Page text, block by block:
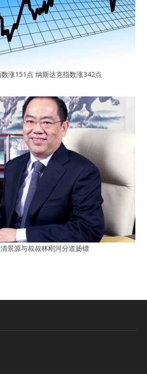
涨151点 纳斯达克指数涨342点
景源与叔叔林刚河分道扬镖